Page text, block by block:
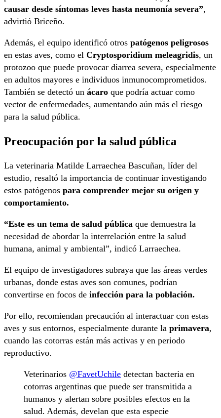
causar desde síntomas leves hasta neumonía severa”,
advirtió Briceño.
Además, el equipo identificó otros patógenos peligrosos
en estas aves, como el Cryptosporidium meleagridis, un
protozoo que puede provocar diarrea severa, especialmente
en adultos mayores e individuos inmunocomprometidos.
También se detectó un ácaro que podría actuar como
vector de enfermedades, aumentando aún más el riesgo
para la salud pública.
Preocupación por la salud pública
La veterinaria Matilde Larraechea Bascuñan, líder del
estudio, resaltó la importancia de continuar investigando
estos patógenos para comprender mejor su origen y
comportamiento.
“Este es un tema de salud pública que demuestra la
necesidad de abordar la interrelación entre la salud
humana, animal y ambiental”, indicó Larraechea.
El equipo de investigadores subraya que las áreas verdes
urbanas, donde estas aves son comunes, podrían
convertirse en focos de infección para la población.
Por ello, recomiendan precaución al interactuar con estas
aves y sus entornos, especialmente durante la primavera,
cuando las cotorras están más activas y en periodo
reproductivo.
Veterinarios @FavetUchile detectan bacteria en
cotorras argentinas que puede ser transmitida a
humanos y alertan sobre posibles efectos en la
salud. Además, develan que esta especie